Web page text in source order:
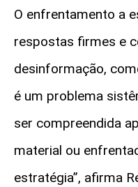
O enfrentamento a
respostas firmes e
desinformação,
é um problema
ser compreendida
material ou
estratégia”, afirma